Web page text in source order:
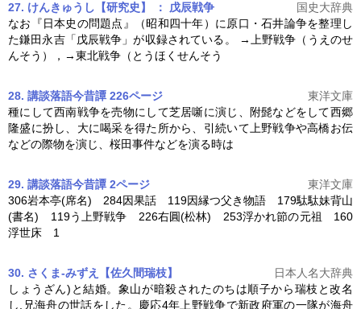
27. けんきゅうし【研究史】 ： 戊辰戦争
国史大辞典
なお『日本史の問題点』（昭和四十年）に原口・石井論争を整理し
た鎌田永吉「戊辰戦争」が収録されている。 →
上野戦争 （うえのせ
んそう），→東北戦争（とうほくせんそう
28. 講談落語今昔譚 226ページ
東洋文庫
種にして西南戦争を売物にして芝居噺に演じ、附髭などをして西郷
隆盛に扮し、大に喝采を得た所から、引続いて 上野戦争や高橋お伝
などの際物を演じ、桜田事件などを演る時は
29. 講談落語今昔譚 2ページ
東洋文庫
306岩本亭(席名) 284因果話 119因縁つ父き物語 179駄駄妹背山
(書名) 119う
上野戦争 226右圓(松林) 253浮かれ節の元祖 160
浮世床 1
30. さくま-みずえ【佐久間瑞枝】
日本人名大辞典
しょうざん)と結婚。象山が暗殺されたのちは順子から瑞枝と改名
し,兄海舟の世話をした。慶応4年 上野戦争で新政府軍の一隊が海舟